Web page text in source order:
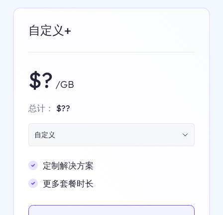
自定义+
$? /GB
总计： $??
自定义
定制解决方案
更多套餐时长